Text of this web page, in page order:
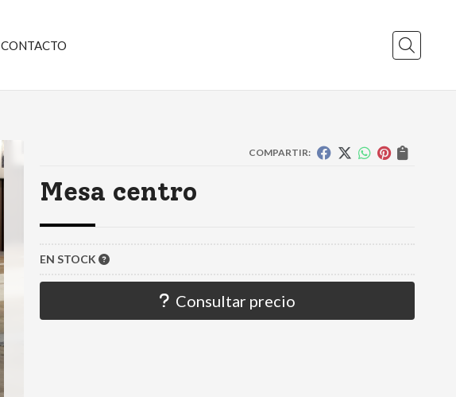
CONTACTO Buscar
COMPARTIR:
Mesa centro
EN STOCK
Consultar precio